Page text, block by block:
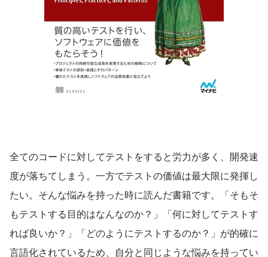
全てのコードに対してテストをすると労力が多く、開発速
度が落ちてしまう。一方でテストの価値は最大限に発揮し
たい。そんな悩みを持った時に読んだ書籍です。「そもそ
もテストする目的はなんなのか？」「何に対してテストす
れば良いか？」「どのようにテストするのか？」が的確に
言語化されているため、自分と同じような悩みを持ってい